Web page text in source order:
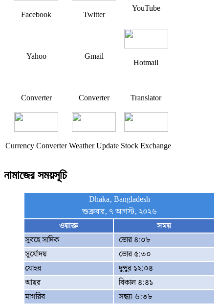
Facebook Twitter
YouTube
Yahoo Gmail
Hotmail
Converter Converter Translator
Currency Converter Weather Update Stock Exchange
নামাজের সময়সূচি
Dhaka, Bangladesh
শুক্রবার, ৭ আগস্ট, ২০২৬
ওয়াক্ত
সময়
সুবহে সাদিক
ভোর ৪:০৮
সূর্যোদয়
ভোর ৫:৩০
যোহর
দুপুর ১২:০৪
আছর
বিকাল ৪:৪১
মাগরিব
সন্ধ্যা ৬:৩৮